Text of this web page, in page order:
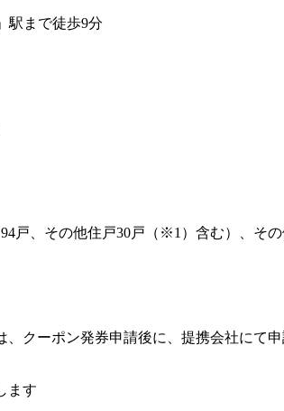
駅まで徒歩9分
戸、その他住戸30戸（※1）含む）、そ
、クーポン発券申請後に、提携会社にて
ます